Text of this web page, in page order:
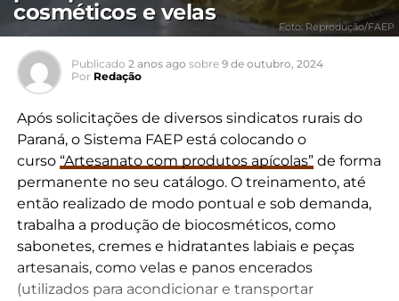
cosméticos e velas
Foto: Reprodução/FAEP
Publicado 2 anos ago sobre 9 de outubro, 2024
Por Redação
Após solicitações de diversos sindicatos rurais do
Paraná, o Sistema FAEP está colocando o
curso “Artesanato com produtos apícolas”de forma
permanente no seu catálogo. O treinamento, até
então realizado de modo pontual e sob demanda,
trabalha a produção de biocosméticos, como
sabonetes, cremes e hidratantes labiais e peças
artesanais, como velas e panos encerados
(utilizados para acondicionar e transportar